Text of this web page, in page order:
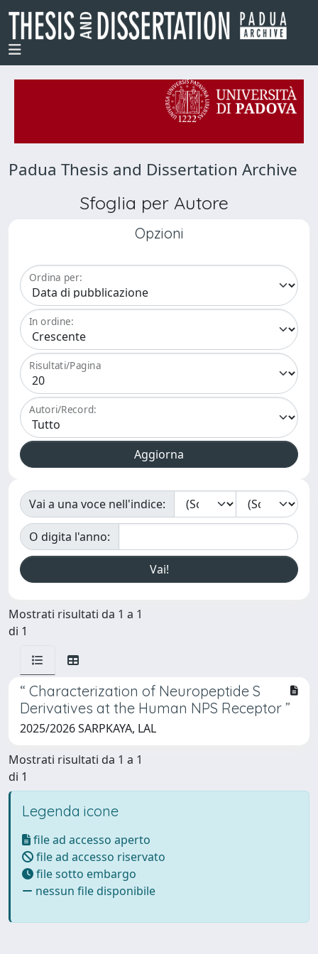
Padua Thesis and Dissertation Archive
Sfoglia per Autore
Opzioni
Ordina per:
In ordine:
Risultati/Pagina
Autori/Record:
Vai a una voce nell'indice:
O digita l'anno:
Mostrati risultati da 1 a 1
di 1
“ Characterization of Neuropeptide S
Derivatives at the Human NPS Receptor ”
2025/2026 SARPKAYA, LAL
Mostrati risultati da 1 a 1
di 1
Legenda icone
file ad accesso aperto
file ad accesso riservato
file sotto embargo
nessun file disponibile